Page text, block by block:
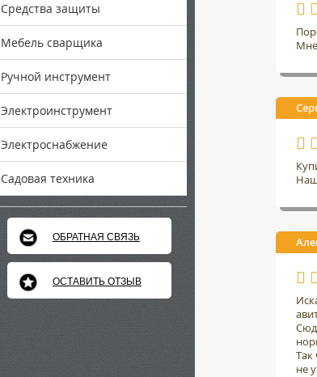
Мне
Так
не
Средства защиты
Мебель сварщика
Ручной инструмент
Электроинструмент
Электроснабжение
Садовая техника
ОБРАТНАЯ СВЯЗЬ
ОСТАВИТЬ ОТЗЫВ